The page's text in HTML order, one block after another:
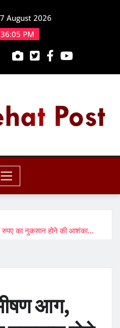
August 2026
PM
रुपए का नुकसान होने की आशंका…
आग,